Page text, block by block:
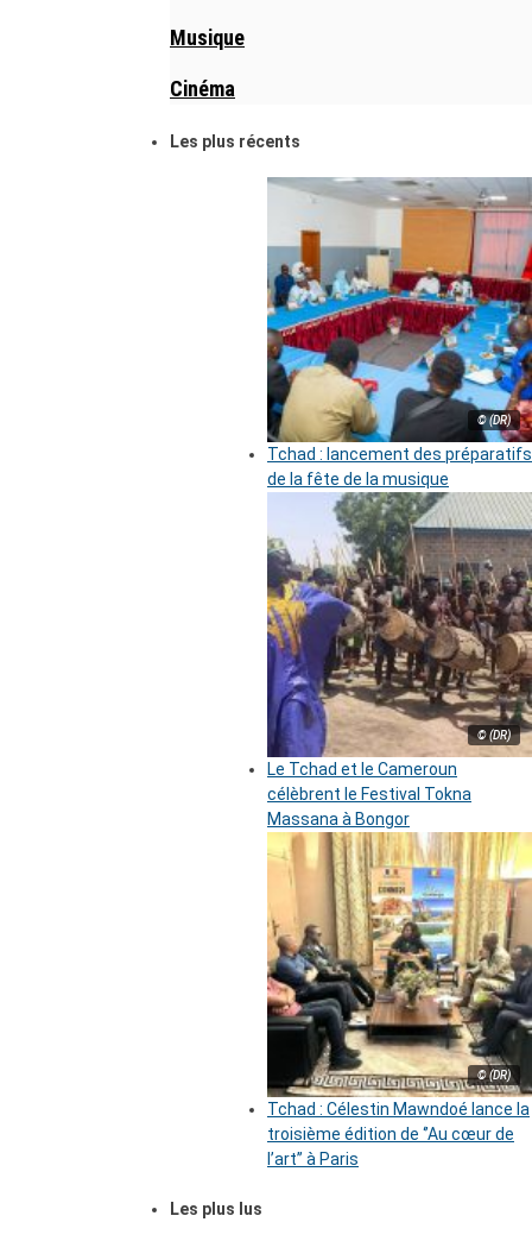
Musique
Cinéma
Les plus récents
© (DR)
Tchad : lancement des préparatifs
de la fête de la musique
© (DR)
Le Tchad et le Cameroun
célèbrent le Festival Tokna
Massana à Bongor
© (DR)
Tchad : Célestin Mawndoé lance la
troisième édition de ‘’Au cœur de
l’art’’ à Paris
Les plus lus